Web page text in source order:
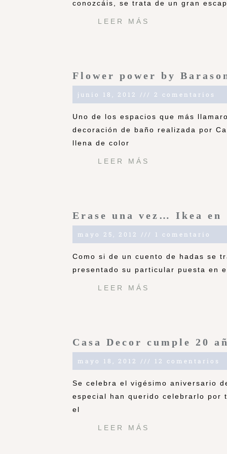
conozcáis, se trata de un gran
LEER MÁS
Flower power by
junio 18, 2012 2 comentarios
Uno de los espacios que más
decoración de baño realizada por
llena de color
LEER MÁS
Erase una vez… Ikea en
mayo 25, 2012 1 comentario
Como si de un cuento de hadas se
presentado su particular puesta en
LEER MÁS
Casa Decor cumple 20
mayo 18, 2012 12 comentarios
Se celebra el vigésimo aniversario
especial han querido celebrarlo por
el
LEER MÁS